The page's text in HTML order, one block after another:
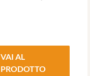
VAI AL
PRODOTTO